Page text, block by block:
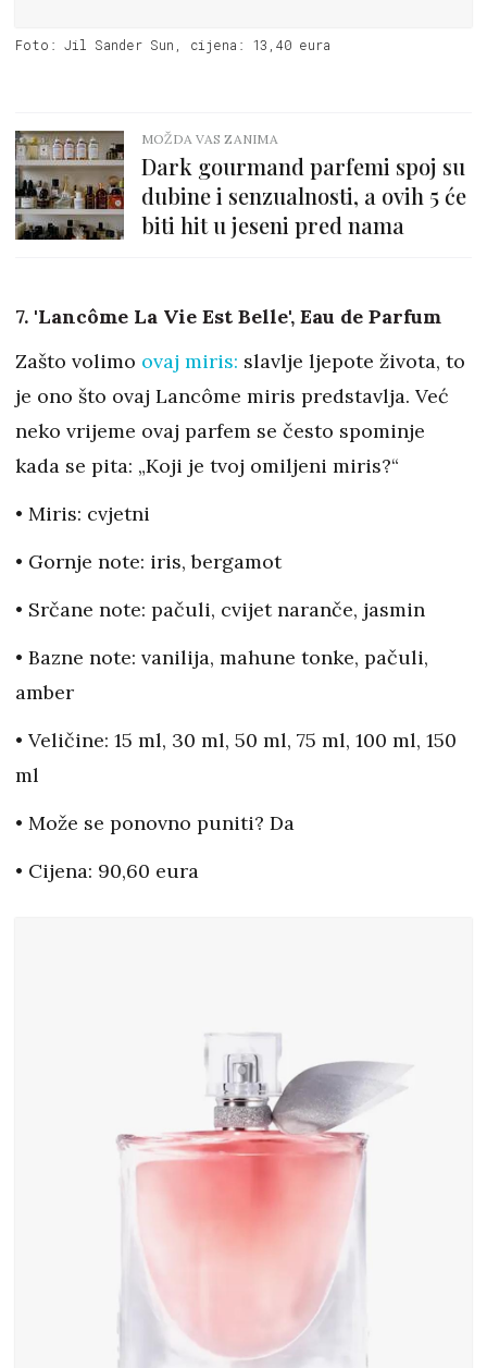
Foto: Jil Sander Sun, cijena: 13,40 eura
MOŽDA VAS ZANIMA
Dark gourmand parfemi spoj su
dubine i senzualnosti, a ovih 5 će
biti hit u jeseni pred nama
7. 'Lancôme La Vie Est Belle', Eau de Parfum
Zašto volimo ovaj miris: slavlje ljepote života, to
je ono što ovaj Lancôme miris predstavlja. Već
neko vrijeme ovaj parfem se često spominje
kada se pita: „Koji je tvoj omiljeni miris?“
• Miris: cvjetni
• Gornje note: iris, bergamot
• Srčane note: pačuli, cvijet naranče, jasmin
• Bazne note: vanilija, mahune tonke, pačuli,
amber
• Veličine: 15 ml, 30 ml, 50 ml, 75 ml, 100 ml, 150
ml
• Može se ponovno puniti? Da
• Cijena: 90,60 eura